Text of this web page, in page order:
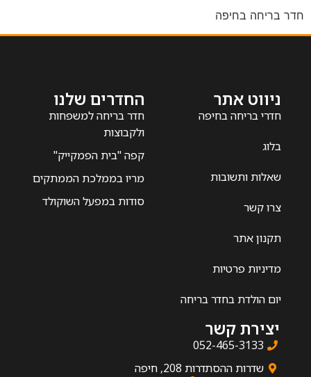
חדר בריחה בחיפה
ניווט אתר
חדרי בריחה בחיפה
בלוג
שאלות ותשובות
צרו קשר
תקנון אתר
מדיניות פרטיות
יום הולדת בחדר בריחה
החדרים שלנו
חדר בריחה למשפחות
ולקבוצות
קפה "בית הפמקייק"
מריו בממלכת הממתקים
סודות במפעל השוקולד
יצירת קשר
052-465-3133
שדרות ההסתדרות 208, חיפה